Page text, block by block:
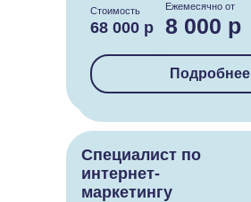
11 000
56 000 р
Подробнее
8 000 р
68 000 р
Ежемесячно от
Стоимость
Подробнее
Специалист по
интернет-
маркетингу